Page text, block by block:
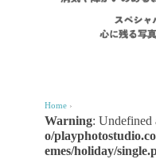
Home ›
Warning: Undefined
o/
emes/holiday/